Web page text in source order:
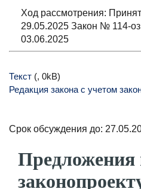
Ход рассмотрения:
29.05.2025 Закон № 114-
03.06.2025
Текст (, 0kB)
Редакция закона с учетом
Срок обсуждения до: